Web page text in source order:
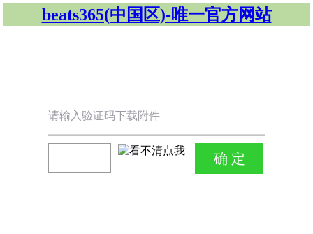
beats365(中国区)-唯一官方网站
请输入验证码下载附件